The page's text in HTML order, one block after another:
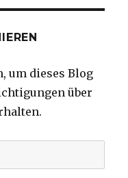
um dieses Blog
über